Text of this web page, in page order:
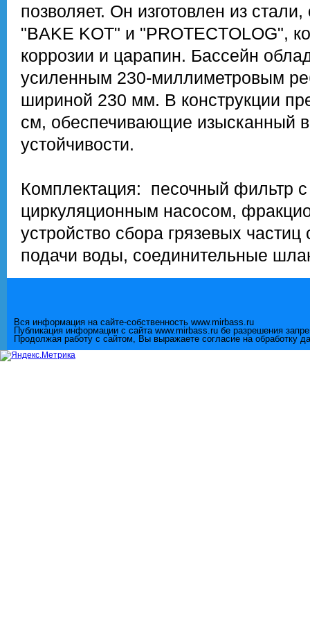
позволяет. Он изготовлен из
"BAKE KOT" и "PROTECTOLOG",
коррозии и царапин. Бассейн
усиленным 230-миллиметровым
шириной 230 мм. В конструкции
см, обеспечивающие изысканный
устойчивости.
Комплектация: песочный фильтр
циркуляционным насосом,
устройство сбора грязевых
подачи воды, соединительные
Вся информация на сайте-собственность www.mirbass.ru
Публикация информации с сайта www.mirbass.ru бе разрешения
Продолжая работу с сайтом, Вы выражаете согласие на обработку